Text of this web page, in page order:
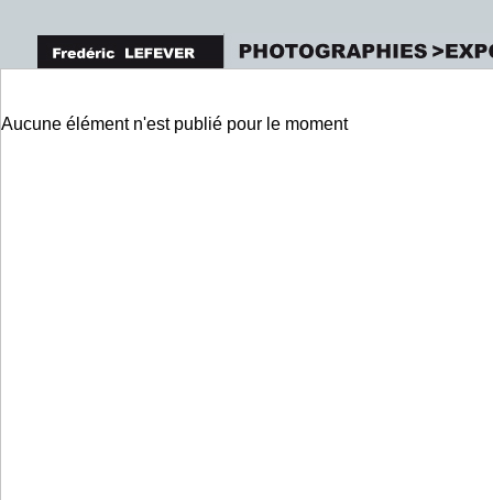
Aucune élément n'est publié pour le moment